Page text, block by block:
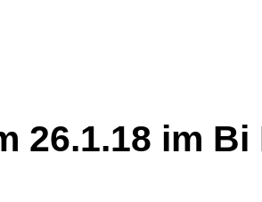
26.1.18 im Bi